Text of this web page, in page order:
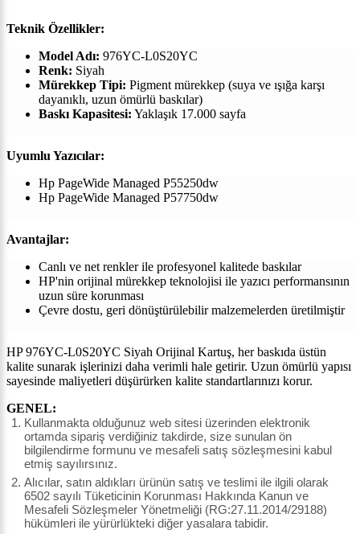
Teknik Özellikler:
Model Adı: 976YC-L0S20YC
Renk: Siyah
Mürekkep Tipi: Pigment mürekkep (suya ve ışığa karşı
dayanıklı, uzun ömürlü baskılar)
Baskı Kapasitesi: Yaklaşık 17.000 sayfa
Uyumlu Yazıcılar:
Hp PageWide Managed P55250dw
Hp PageWide Managed P57750dw
Avantajlar:
Canlı ve net renkler ile profesyonel kalitede baskılar
HP'nin orijinal mürekkep teknolojisi ile yazıcı performansının
uzun süre korunması
Çevre dostu, geri dönüştürülebilir malzemelerden üretilmiştir
HP 976YC-L0S20YC Siyah Orijinal Kartuş, her baskıda üstün
kalite sunarak işlerinizi daha verimli hale getirir. Uzun ömürlü yapısı
sayesinde maliyetleri düşürürken kalite standartlarınızı korur.
GENEL:
Kullanmakta olduğunuz web sitesi üzerinden elektronik
ortamda sipariş verdiğiniz takdirde, size sunulan ön
bilgilendirme formunu ve mesafeli satış sözleşmesini kabul
etmiş sayılırsınız.
Alıcılar, satın aldıkları ürünün satış ve teslimi ile ilgili olarak
6502 sayılı Tüketicinin Korunması Hakkında Kanun ve
Mesafeli Sözleşmeler Yönetmeliği (RG:27.11.2014/29188)
hükümleri ile yürürlükteki diğer yasalara tabidir.